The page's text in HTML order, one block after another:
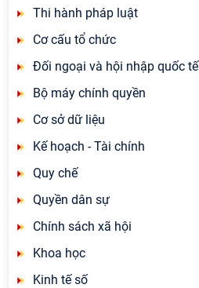
Thi hành pháp luật
Cơ cấu tổ chức
Đối ngoại và hội nhập quốc tế
Bộ máy chính quyền
Cơ sở dữ liệu
Kế hoạch - Tài chính
Quy chế
Quyền dân sự
Chính sách xã hội
Khoa học
Kinh tế số